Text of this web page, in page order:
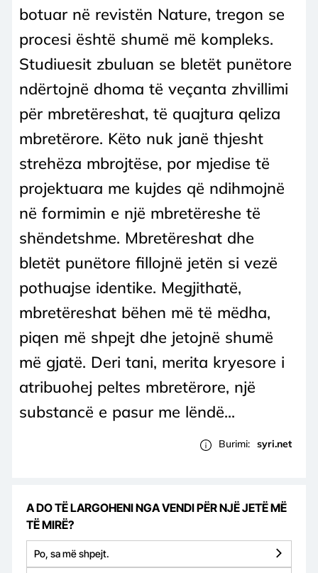
botuar në revistën Nature, tregon se
procesi është shumë më kompleks.
Studiuesit zbuluan se bletët punëtore
ndërtojnë dhoma të veçanta zhvillimi
për mbretëreshat, të quajtura qeliza
mbretërore. Këto nuk janë thjesht
strehëza mbrojtëse, por mjedise të
projektuara me kujdes që ndihmojnë
në formimin e një mbretëreshe të
shëndetshme. Mbretëreshat dhe
bletët punëtore fillojnë jetën si vezë
pothuajse identike. Megjithatë,
mbretëreshat bëhen më të mëdha,
piqen më shpejt dhe jetojnë shumë
më gjatë. Deri tani, merita kryesore i
atribuohej peltes mbretërore, një
substancë e pasur me lëndë...
Burimi: syri.net
A DO TË LARGOHENI NGA VENDI PËR NJË JETË MË
TË MIRË?
Po, sa më shpejt.